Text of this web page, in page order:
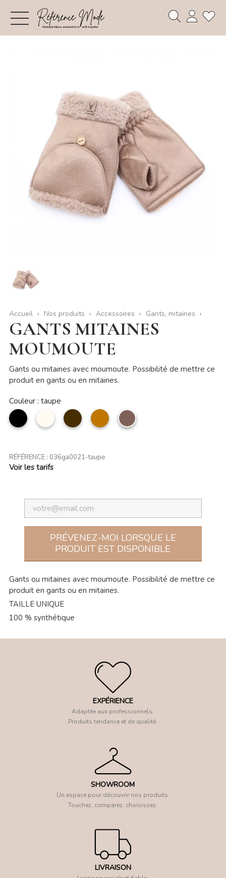
Accueil Nos produits Accessoires Gants, mitaines
GANTS MITAINES
MOUMOUTE
Gants ou mitaines avec moumoute. Possibilité de mettre ce
produit en gants ou en mitaines.
Couleur : taupe
noir Beige Café camel taupe
RÉFÉRENCE : 036ga0021-taupe
Voir les tarifs
PRÉVENEZ-MOI LORSQUE LE
PRODUIT EST DISPONIBLE
Gants ou mitaines avec moumoute. Possibilité de mettre ce
produit en gants ou en mitaines.
TAILLE UNIQUE
100 % synthétique
EXPÉRIENCE
Adaptée aux professionnels.
Produits tendance et de qualité.
SHOWROOM
Un espace pour découvrir nos produits.
Touchez, comparez, choisissez.
LIVRAISON